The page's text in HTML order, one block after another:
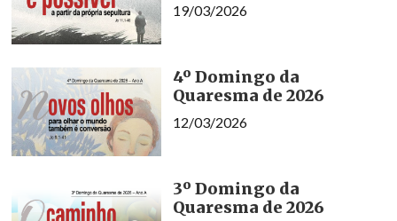
19/03/2026
4º Domingo da
Quaresma de 2026
12/03/2026
3º Domingo da
Quaresma de 2026